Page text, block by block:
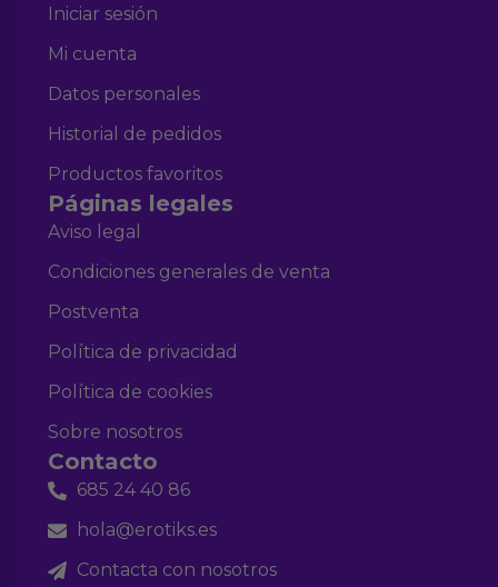
Iniciar sesión
Mi cuenta
Datos personales
Historial de pedidos
Productos favoritos
Páginas legales
Aviso legal
Condiciones generales de venta
Postventa
Política de privacidad
Política de cookies
Sobre nosotros
Contacto
685 24 40 86
hola@erotiks.es
Contacta con nosotros